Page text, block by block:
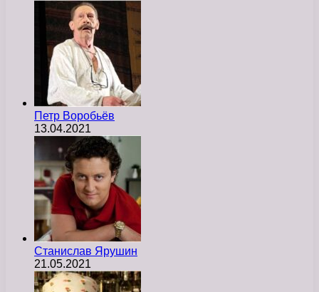
Петр Воробьёв
13.04.2021
Станислав Ярушин
21.05.2021